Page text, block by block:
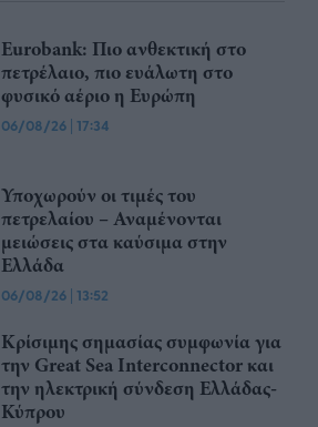
Eurobank: Πιο ανθεκτική στο
πετρέλαιο, πιο ευάλωτη στο
φυσικό αέριο η Ευρώπη
06/08/26 | 17:34
Υποχωρούν οι τιμές του
πετρελαίου – Αναμένονται
μειώσεις στα καύσιμα στην
Ελλάδα
06/08/26 | 13:52
Κρίσιμης σημασίας συμφωνία για
την Great Sea Interconnector και
την ηλεκτρική σύνδεση Ελλάδας-
Κύπρου